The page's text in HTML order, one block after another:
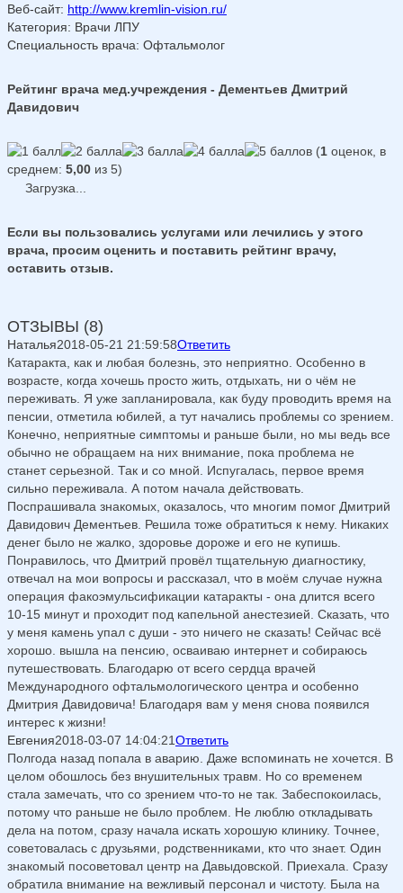
Веб-сайт: http://www.kremlin-vision.ru/
Категория: Врачи ЛПУ
Специальность врача: Офтальмолог
Рейтинг врача мед.учреждения - Дементьев Дмитрий
Давидович
(1 оценок, в
среднем: 5,00 из 5)
Загрузка...
Если вы пользовались услугами или лечились у этого
врача, просим оценить и поставить рейтинг врачу,
оставить отзыв.
ОТЗЫВЫ (8)
Наталья2018-05-21 21:59:58Ответить
Катаракта, как и любая болезнь, это неприятно. Особенно в
возрасте, когда хочешь просто жить, отдыхать, ни о чём не
переживать. Я уже запланировала, как буду проводить время на
пенсии, отметила юбилей, а тут начались проблемы со зрением.
Конечно, неприятные симптомы и раньше были, но мы ведь все
обычно не обращаем на них внимание, пока проблема не
станет серьезной. Так и со мной. Испугалась, первое время
сильно переживала. А потом начала действовать.
Поспрашивала знакомых, оказалось, что многим помог Дмитрий
Давидович Дементьев. Решила тоже обратиться к нему. Никаких
денег было не жалко, здоровье дороже и его не купишь.
Понравилось, что Дмитрий провёл тщательную диагностику,
отвечал на мои вопросы и рассказал, что в моём случае нужна
операция факоэмульсификации катаракты - она длится всего
10-15 минут и проходит под капельной анестезией. Сказать, что
у меня камень упал с души - это ничего не сказать! Сейчас всё
хорошо. вышла на пенсию, осваиваю интернет и собираюсь
путешествовать. Благодарю от всего сердца врачей
Международного офтальмологического центра и особенно
Дмитрия Давидовича! Благодаря вам у меня снова появился
интерес к жизни!
Евгения2018-03-07 14:04:21Ответить
Полгода назад попала в аварию. Даже вспоминать не хочется. В
целом обошлось без внушительных травм. Но со временем
стала замечать, что со зрением что-то не так. Забеспокоилась,
потому что раньше не было проблем. Не люблю откладывать
дела на потом, сразу начала искать хорошую клинику. Точнее,
советовалась с друзьями, родственниками, кто что знает. Один
знакомый посоветовал центр на Давыдовской. Приехала. Сразу
обратила внимание на вежливый персонал и чистоту. Была на